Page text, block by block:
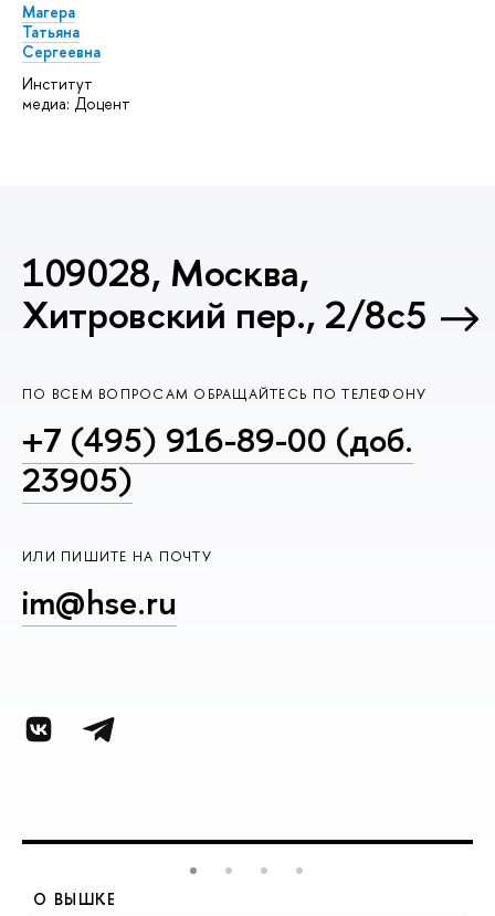
Магера
Татьяна
Сергеевна
Институт
медиа: Доцент
109028, Москва,
Хитровский пер., 2/8с5
ПО ВСЕМ ВОПРОСАМ ОБРАЩАЙТЕСЬ ПО ТЕЛЕФОНУ
+7 (495) 916-89-00 (доб.
23905)
ИЛИ ПИШИТЕ НА ПОЧТУ
im@hse.ru
О ВЫШКЕ